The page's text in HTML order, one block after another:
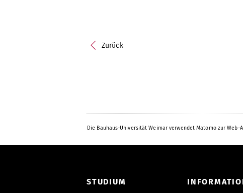
Zurück
Die Bauhaus-Universität Weimar verwendet Matomo zur Web-
STUDIUM